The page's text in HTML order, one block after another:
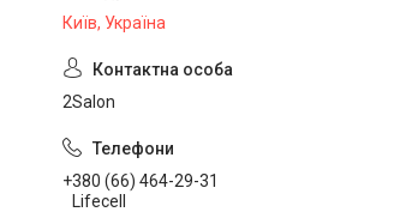
Київ, Україна
2Salon
+380 (66) 464-29-31
Lifecell